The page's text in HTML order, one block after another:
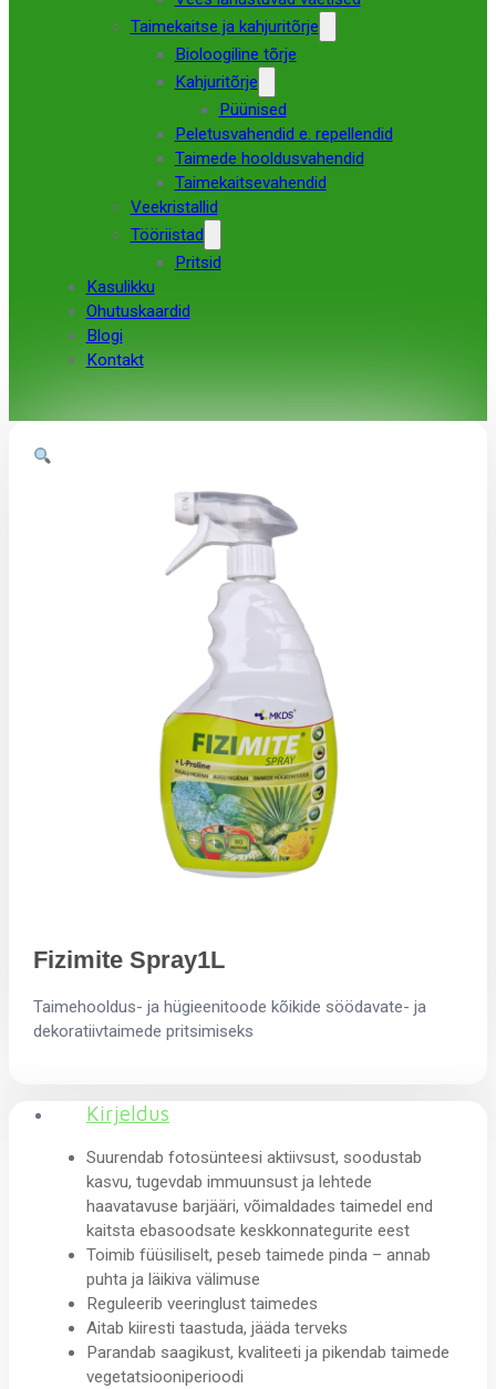
Taimekaitse ja kahjuritõrje
Bioloogiline tõrje
Kahjuritõrje
Püünised
Peletusvahendid e. repellendid
Taimede hooldusvahendid
Taimekaitsevahendid
Veekristallid
Tööriistad
Pritsid
Kasulikku
Ohutuskaardid
Blogi
Kontakt
Fizimite Spray1L
Taimehooldus- ja hügieenitoode kõikide söödavate- ja
dekoratiivtaimede pritsimiseks
Kirjeldus
Suurendab fotosünteesi aktiivsust, soodustab
kasvu, tugevdab immuunsust ja lehtede
haavatavuse barjääri, võimaldades taimedel end
kaitsta ebasoodsate keskkonnategurite eest
Toimib füüsiliselt, peseb taimede pinda – annab
puhta ja läikiva välimuse
Reguleerib veeringlust taimedes
Aitab kiiresti taastuda, jääda terveks
Parandab saagikust, kvaliteeti ja pikendab taimede
vegetatsiooniperioodi